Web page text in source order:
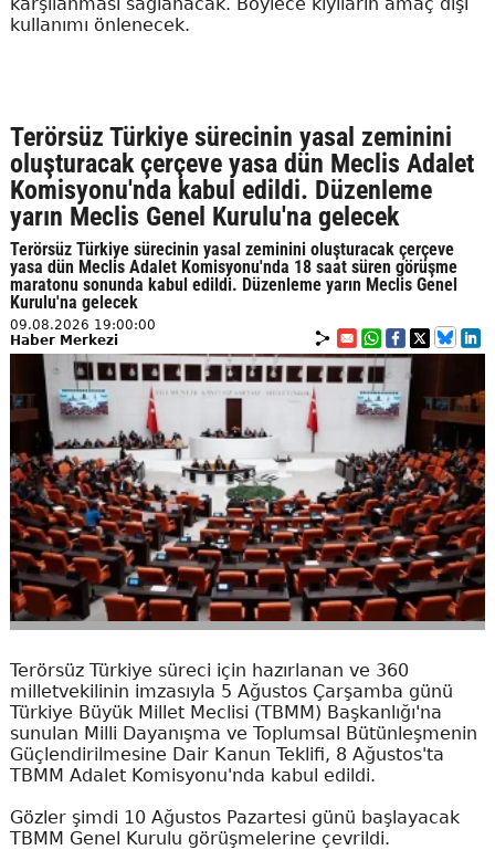
kullanımı önlenecek.
Terörsüz Türkiye sürecinin yasal zeminini
oluşturacak çerçeve yasa dün Meclis Adalet
Komisyonu'nda kabul edildi. Düzenleme
yarın Meclis Genel Kurulu'na gelecek
Terörsüz Türkiye sürecinin yasal zeminini oluşturacak çerçeve
yasa dün Meclis Adalet Komisyonu'nda 18 saat süren görüşme
maratonu sonunda kabul edildi. Düzenleme yarın Meclis Genel
Kurulu'na gelecek
09.08.2026 19:00:00
Haber Merkezi
Terörsüz Türkiye süreci için hazırlanan ve 360
milletvekilinin imzasıyla 5 Ağustos Çarşamba günü
Türkiye Büyük Millet Meclisi (TBMM) Başkanlığı'na
sunulan Milli Dayanışma ve Toplumsal Bütünleşmenin
Güçlendirilmesine Dair Kanun Teklifi, 8 Ağustos'ta
TBMM Adalet Komisyonu'nda kabul edildi.
Gözler şimdi 10 Ağustos Pazartesi günü başlayacak
TBMM Genel Kurulu görüşmelerine çevrildi.